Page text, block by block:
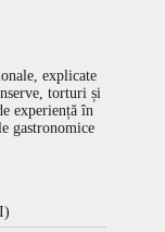
explicate
torturi și
experiență în
gastronomice